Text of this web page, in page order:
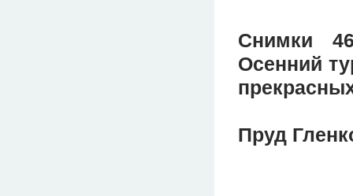
Снимки
Осенний
Пруд